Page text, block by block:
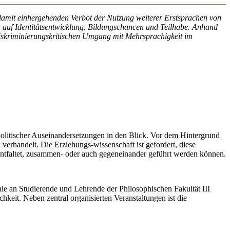
einhergehenden Verbot der Nutzung weiterer Erstsprachen von
Identitätsentwicklung, Bildungschancen und Teilhabe. Anhand
Umgang mit Mehrsprachigkeit im
Auseinandersetzungen in den Blick. Vor dem Hintergrund
Die Erziehungs-wissenschaft ist gefordert, diese
zusammen- oder auch gegeneinander geführt werden können.
an Studierende und Lehrende der Philosophischen Fakultät III
Neben zentral organisierten Veranstaltungen ist die